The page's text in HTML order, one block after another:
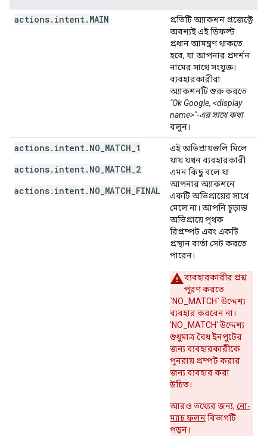
actions. intent . MAIN
প্রতিটি অ্যাকশন প্রজেক্টে
অবশ্যই এই ডিফল্ট
প্রধান আমন্ত্রণ থাকতে
হবে, যা আপনার প্রদর্শন
নামের সাথে সংযুক্ত।
ব্যবহারকারীরা
অ্যাকশনটি শুরু করতে
"Ok Google, <display
name>"-এর সাথে কথা
বলুন।
actions.intent.NO_MATCH_1
actions.intent.NO_MATCH_2
actions.intent.NO_MATCH_FINAL
এই অভিপ্রায়গুলি মিলে
যায় যখন ব্যবহারকারী
এমন কিছু বলে যা
আপনার অ্যাকশনে
একটি অভিপ্রায়ের সাথে
মেলে না। আপনি চূড়ান্ত
অভিপ্রায়ে পৃথক
রিপ্রম্পট এবং একটি
প্রস্থান বার্তা সেট করতে
পারেন।
ব্যবহারকারীর প্রশ্ন
পূরণ করতে
`NO_MATCH` উদ্দেশ্য
ব্যবহার করবেন না।
'NO_MATCH' উদ্দেশ্য
শুধুমাত্র বৈধ ইনপুটের
জন্য ব্যবহারকারীকে
পুনরায় প্রম্পট করার
জন্য ব্যবহার করা
উচিত।
আরও তথ্যের জন্য, নো-
ম্যাচ ফলনবিভাগটি
পড়ুন।